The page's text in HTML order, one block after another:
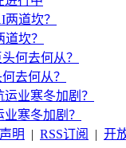
坎？
去何从？
寒冬加剧？
明 | RSS订阅 | 开